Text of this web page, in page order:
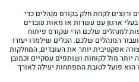
ורוצים לקחת חלק בקורס מנהלים כדי
ארגון עם עשרות או מאות עובדים
למנהלים שלכם הרי שקורס פיתוח
המנהלים שלכם. הכלים שילמדו יעזרו
אפקטיבית יותר את העובדים, המחלקות
יותר מול לקוחות ושותפים עסקיים וכמובן
פועל לטובת התפתחות יעילה לאורך